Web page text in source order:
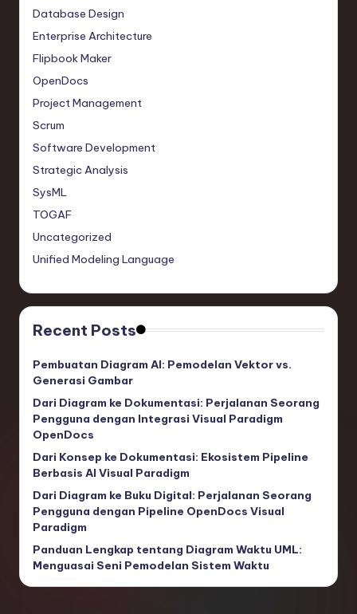
Database Design
Enterprise Architecture
Flipbook Maker
OpenDocs
Project Management
Scrum
Software Development
Strategic Analysis
SysML
TOGAF
Uncategorized
Unified Modeling Language
Recent Posts
Pembuatan Diagram AI: Pemodelan Vektor vs.
Generasi Gambar
Dari Diagram ke Dokumentasi: Perjalanan Seorang
Pengguna dengan Integrasi Visual Paradigm
OpenDocs
Dari Konsep ke Dokumentasi: Ekosistem Pipeline
Berbasis AI Visual Paradigm
Dari Diagram ke Buku Digital: Perjalanan Seorang
Pengguna dengan Pipeline OpenDocs Visual
Paradigm
Panduan Lengkap tentang Diagram Waktu UML:
Menguasai Seni Pemodelan Sistem Waktu